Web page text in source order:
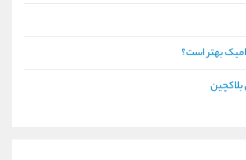
بهتر است؟